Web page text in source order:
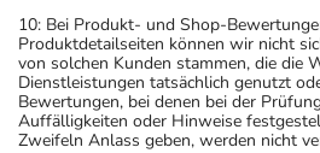
10: Bei Produkt- und Shop-
Produktdetailseiten können wir nicht
von solchen Kunden stammen, die die
Dienstleistungen tatsächlich genutzt
Bewertungen, bei denen bei der
Auffälligkeiten oder Hinweise
Zweifeln Anlass geben, werden nicht